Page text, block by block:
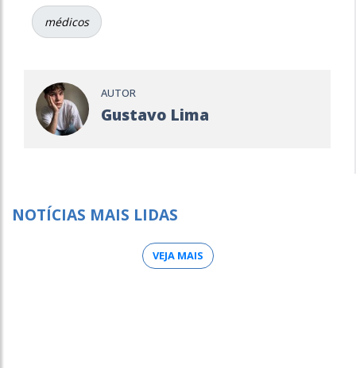
médicos
AUTOR
Gustavo Lima
NOTÍCIAS MAIS LIDAS
VEJA MAIS